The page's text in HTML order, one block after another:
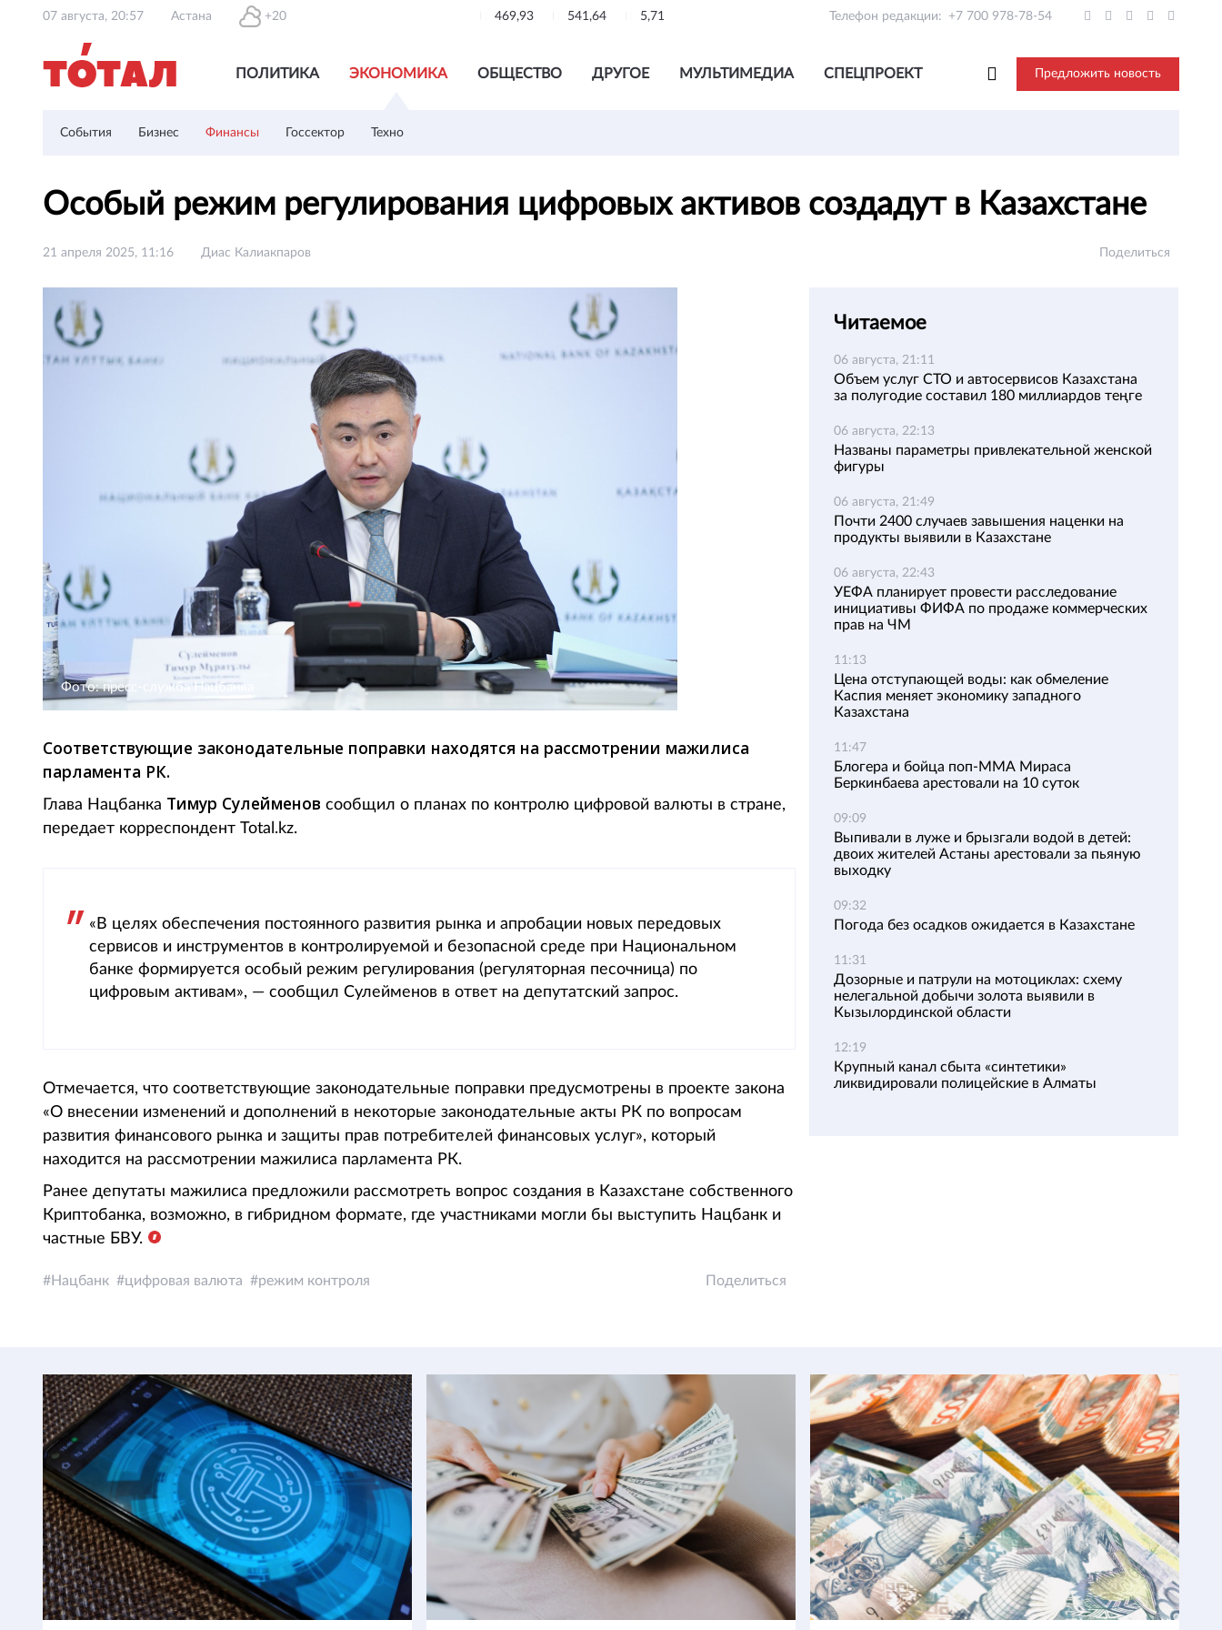
07 августа, 20:57 Астана +20 469,93 541,64 5,71 Телефон редакции: +7 700 978-78-54
ПОЛИТИКА ЭКОНОМИКА ОБЩЕСТВО ДРУГОЕ МУЛЬТИМЕДИА СПЕЦПРОЕКТ Предложить новость
События Бизнес Финансы Госсектор Техно
Особый режим регулирования цифровых активов создадут в Казахстане
21 апреля 2025, 11:16 Диас Калиакпаров Поделиться
Фото: пресс-служба Нацбанка
Соответствующие законодательные поправки находятся на рассмотрении мажилиса
парламента РК.
Глава Нацбанка Тимур Сулейменов сообщил о планах по контролю цифровой валюты в стране,
передает корреспондент Total.kz.
«В целях обеспечения постоянного развития рынка и апробации новых передовых
сервисов и инструментов в контролируемой и безопасной среде при Национальном
банке формируется особый режим регулирования (регуляторная песочница) по
цифровым активам», — сообщил Сулейменов в ответ на депутатский запрос.
Отмечается, что соответствующие законодательные поправки предусмотрены в проекте закона
«О внесении изменений и дополнений в некоторые законодательные акты РК по вопросам
развития финансового рынка и защиты прав потребителей финансовых услуг», который
находится на рассмотрении мажилиса парламента РК.
Ранее депутаты мажилиса предложили рассмотреть вопрос создания в Казахстане собственного
Криптобанка, возможно, в гибридном формате, где участниками могли бы выступить Нацбанк и
частные БВУ.
Нацбанк цифровая валюта режим контроля Поделиться
Читаемое
06 августа, 21:11
Объем услуг СТО и автосервисов Казахстана
за полугодие составил 180 миллиардов теңге
06 августа, 22:13
Названы параметры привлекательной женской
фигуры
06 августа, 21:49
Почти 2400 случаев завышения наценки на
продукты выявили в Казахстане
06 августа, 22:43
УЕФА планирует провести расследование
инициативы ФИФА по продаже коммерческих
прав на ЧМ
11:13
Цена отступающей воды: как обмеление
Каспия меняет экономику западного
Казахстана
11:47
Блогера и бойца поп-ММА Мираса
Беркинбаева арестовали на 10 суток
09:09
Выпивали в луже и брызгали водой в детей:
двоих жителей Астаны арестовали за пьяную
выходку
09:32
Погода без осадков ожидается в Казахстане
11:31
Дозорные и патрули на мотоциклах: схему
нелегальной добычи золота выявили в
Кызылординской области
12:19
Крупный канал сбыта «синтетики»
ликвидировали полицейские в Алматы